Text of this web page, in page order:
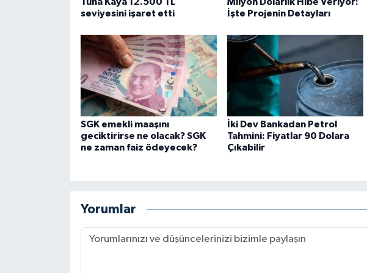
seviyesini işaret etti
İşte Projenin Detayları
SGK emekli maaşını
geciktirirse ne olacak? SGK
ne zaman faiz ödeyecek?
İki Dev Bankadan Petrol
Tahmini: Fiyatlar 90 Dolara
Çıkabilir
Yorumlar